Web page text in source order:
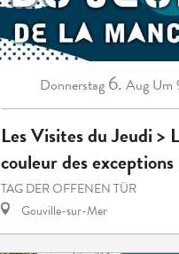
Donnerstag 6. Aug Um
Les Visites du Jeudi >
couleur des exceptions
TAG DER OFFENEN TÜR
Gouville-sur-Mer